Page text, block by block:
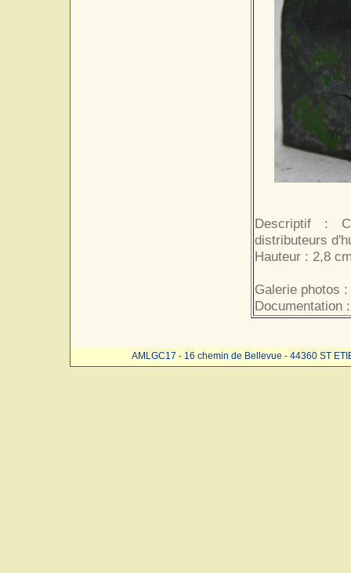
Descriptif :
distributeurs
Hauteur : 2,8
Galerie photos :
Documentation :
AMLGC17 - 16 chemin de Bellevue - 44360 ST